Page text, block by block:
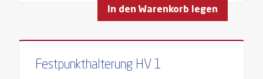
In den Warenkorb legen
Festpunkthalterung HV 1